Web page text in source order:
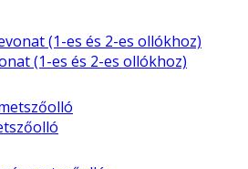
(1-es és 2-es ollókhoz)